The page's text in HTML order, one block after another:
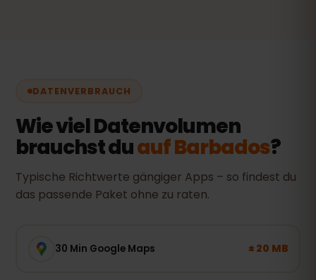
DATENVERBRAUCH
Wie viel Datenvolumen
brauchst duauf Barbados?
Typische Richtwerte gängiger Apps – so findest du
das passende Paket ohne zu raten.
30 Min Google Maps ± 20 MB